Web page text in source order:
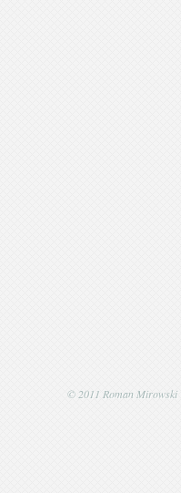
© 2011 Roman